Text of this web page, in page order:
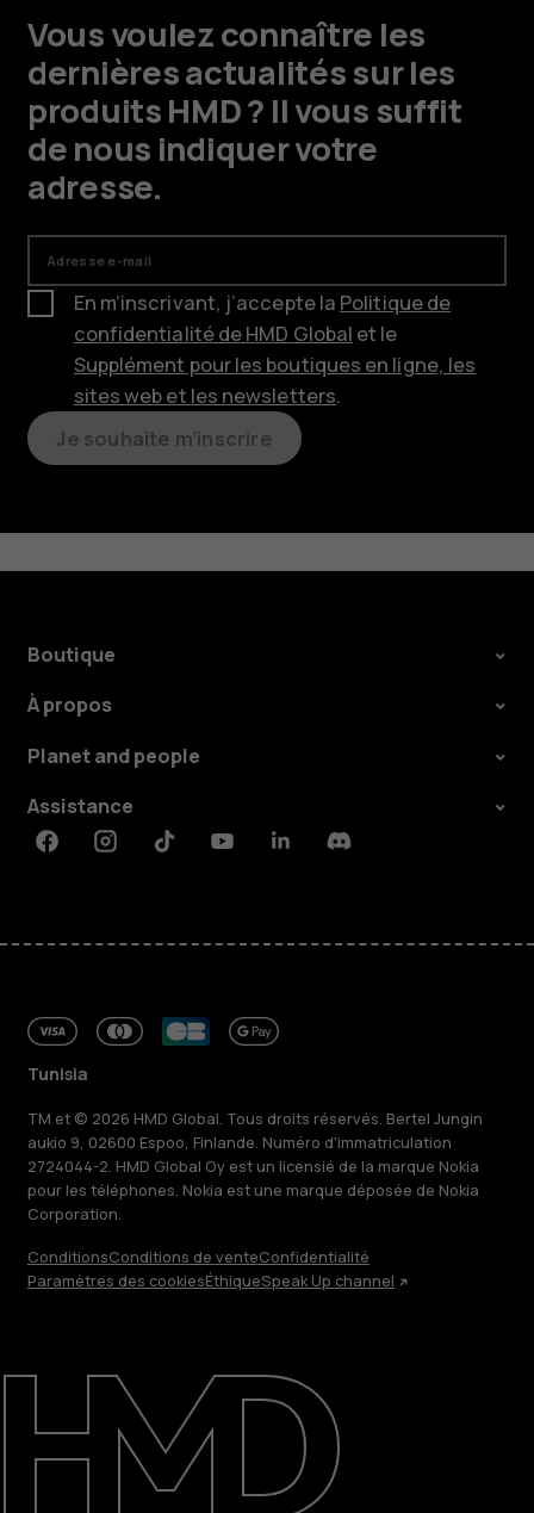
À propos
Responsable
Assistance
Tunisia
Vous voulez connaître les
dernières actualités sur les
produits HMD ? Il vous suffit
de nous indiquer votre
adresse.
Adresse e-mail
En m’inscrivant, j’accepte la Politique de
confidentialité de HMD Global et le
Supplément pour les boutiques en ligne, les
sites web et les newsletters.
Je souhaite m’inscrire
Boutique
À propos
Planet and people
Assistance
FacebookInstagramTiktokYoutubeLinkedinDiscord
Tunisia
TM et © 2026 HMD Global. Tous droits réservés. Bertel Jungin
aukio 9, 02600 Espoo, Finlande. Numéro d'immatriculation
2724044-2. HMD Global Oy est un licensié de la marque Nokia
pour les téléphones. Nokia est une marque déposée de Nokia
Corporation.
ConditionsConditions de venteConfidentialité
Paramètres des cookiesÉthiqueSpeak Up channel